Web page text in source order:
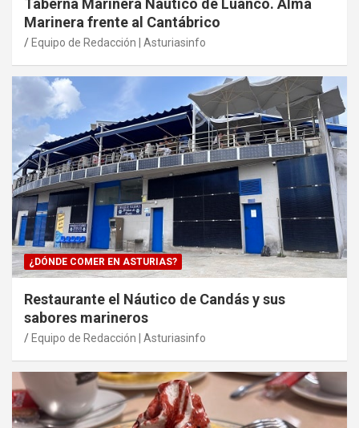
Taberna Marinera Náutico de Luanco. Alma
Marinera frente al Cantábrico
Equipo de Redacción | Asturiasinfo
¿DÓNDE COMER EN ASTURIAS?
Restaurante el Náutico de Candás y sus
sabores marineros
Equipo de Redacción | Asturiasinfo